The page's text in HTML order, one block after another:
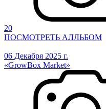
20
ПОСМОТРЕТЬ АЛЛЬБОМ
06 Декабря 2025 г.
«GrowBox Market»